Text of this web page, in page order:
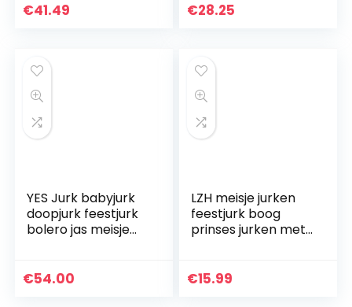
€41.49 €28.25
YES Jurk babyjurk
doopjurk feestjurk
bolero jas meisje
€54.00
LZH meisje jurken
feestjurk boog
prinses jurken met
bruiloft tutu prinses
€15.99